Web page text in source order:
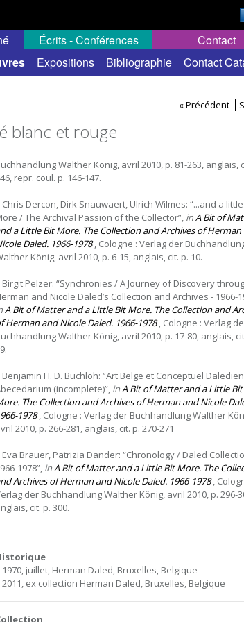
Expositions Bibliographie Contact
Écrits - Conférences Contact
« Précédent
blanc et rouge
Walther König, avril 2010, p. 81-263, anglais,
repr. coul. p. 146-147.
Dercon, Dirk Snauwaert, Ulrich Wilmes: “...and a
/ The Archival Passion of the Collector”, inA Bit of
a Little Bit More. The Collection and Archives of Herman
Daled. 1966-1978, Cologne : Verlag der
König, avril 2010, p. 6-15, anglais, cit. p. 10.
Pelzer: “Synchronies / A Journey of Discovery
and Nicole Daled’s Collection and Archives - 1966-
A Bit of Matter and a Little Bit More. The Collection and
Herman and Nicole Daled. 1966-1978, Cologne : Verlag
Walther König, avril 2010, p. 17-80, anglais,
H. D. Buchloh: “Art Belge et Conceptuel
(incomplete)”, inA Bit of Matter and a Little Bit
The Collection and Archives of Herman and Nicole
1978, Cologne : Verlag der Buchhandlung Walther
2010, p. 266-281, anglais, cit. p. 270-271
Brauer, Patrizia Dander: “Chronology / Daled
1978”, inA Bit of Matter and a Little Bit More. The
Archives of Herman and Nicole Daled. 1966-1978,
der Buchhandlung Walther König, avril 2010, p. 296-
cit. p. 300.
juillet, Herman Daled, Bruxelles, Belgique
ex collection Herman Daled, Bruxelles, Belgique